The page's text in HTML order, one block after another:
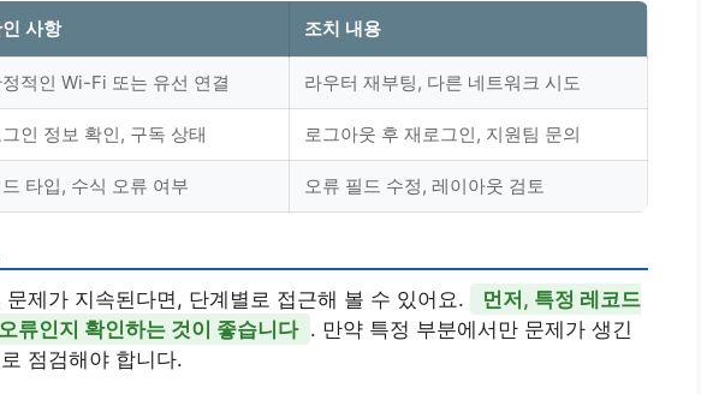
사항 조치 내용
적인 Wi-Fi 또는 유선 연결 라우터 재부팅, 다른 네트워크 시도
그인 정보 확인, 구독 상태 로그아웃 후 재로그인, 지원팀 문의
타입, 수식 오류 여부 오류 필드 수정, 레이아웃 검토
제가 지속된다면, 단계별로 접근해 볼 수 있어요.
먼저, 특정 레코드
류인지 확인하는 것이 좋습니다 . 만약 특정 부분에서만 문제가 생긴
점검해야 합니다.